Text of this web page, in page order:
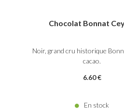
Chocolat Bonnat
Noir, grand cru historique
cacao.
6.60€
En stock